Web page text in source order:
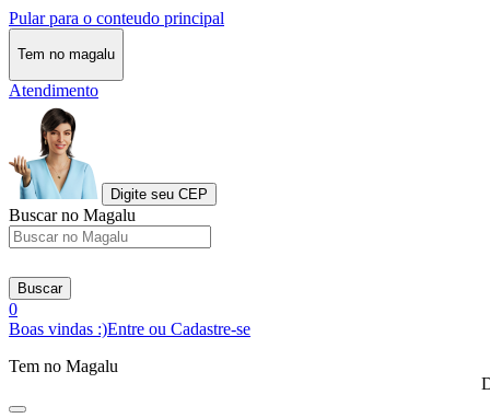
Pular para o conteudo principal
Tem no magalu
Atendimento
Digite seu CEP
Buscar no Magalu
Buscar
0
Boas vindas :)Entre ou Cadastre-se
Tem no Magalu